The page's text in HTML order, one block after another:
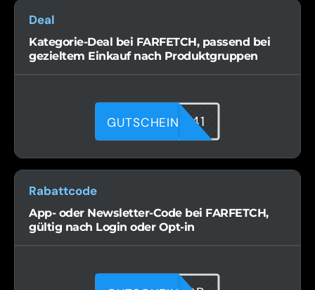
Deal
Kategorie-Deal bei FARFETCH, passend bei
gezieltem Einkauf nach Produktgruppen
GSS7FUO41
GUTSCHEIN
Rabattcode
App- oder Newsletter-Code bei FARFETCH,
gültig nach Login oder Opt-in